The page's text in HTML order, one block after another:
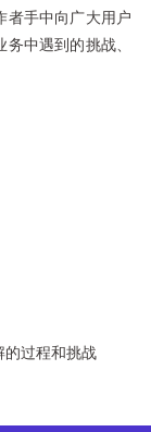
者手中向广大用户
中遇到的挑战、
的过程和挑战